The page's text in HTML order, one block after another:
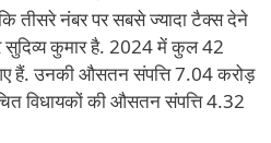
तीसरे नंबर पर सबसे ज्यादा टैक्स देने
सुदिव्य कुमार है. 2024 में कुल 42
हैं. उनकी औसतन संपत्ति 7.04 करोड़
विधायकों की औसतन संपत्ति 4.32